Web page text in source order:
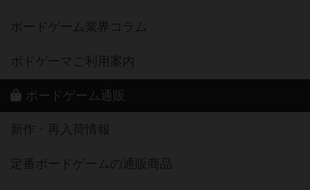
ボードゲーム業界コラム
ボドゲーマご利用案内
ボードゲーム通販
新作・再入荷情報
定番ボードゲームの通販商品